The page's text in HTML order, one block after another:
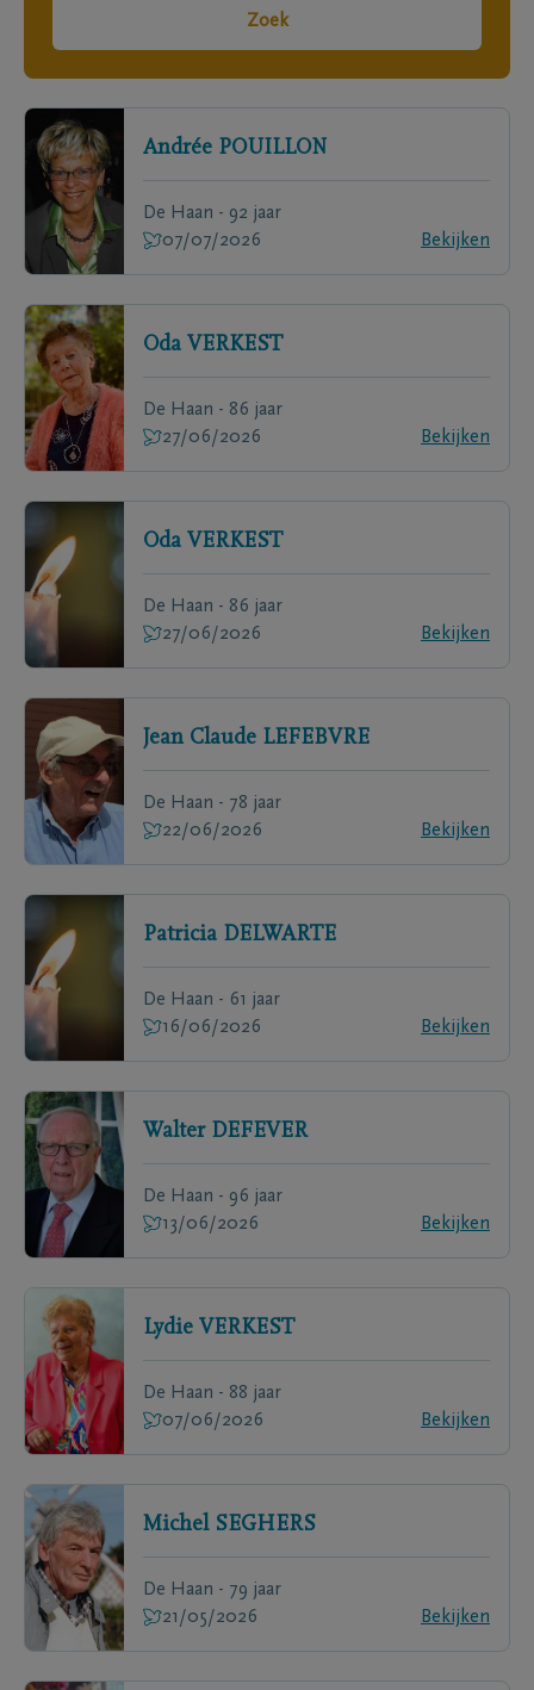
Zoek
Andrée POUILLON
De Haan - 92 jaar
07/07/2026
Bekijken
Oda VERKEST
De Haan - 86 jaar
27/06/2026
Bekijken
Oda VERKEST
De Haan - 86 jaar
27/06/2026
Bekijken
Jean Claude LEFEBVRE
De Haan - 78 jaar
22/06/2026
Bekijken
Patricia DELWARTE
De Haan - 61 jaar
16/06/2026
Bekijken
Walter DEFEVER
De Haan - 96 jaar
13/06/2026
Bekijken
Lydie VERKEST
De Haan - 88 jaar
07/06/2026
Bekijken
Michel SEGHERS
De Haan - 79 jaar
21/05/2026
Bekijken